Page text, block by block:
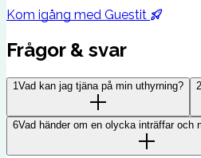
Kom igång med Guestit
Frågor & svar
1Vad kan jag tjäna på min uthyrning? 2
6Vad händer om en olycka inträffar och